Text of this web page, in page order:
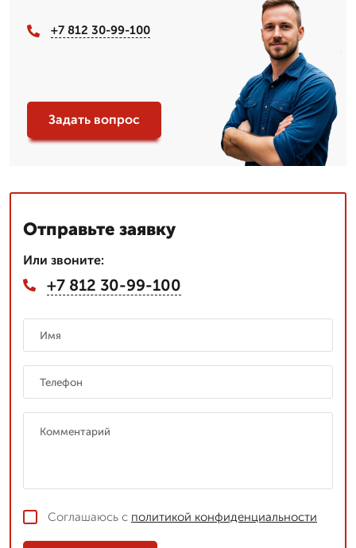
+7 812 30-99-100
Задать вопрос
Отправьте заявку
Или звоните:
+7 812 30-99-100
Соглашаюсь с политикой конфиденциальности